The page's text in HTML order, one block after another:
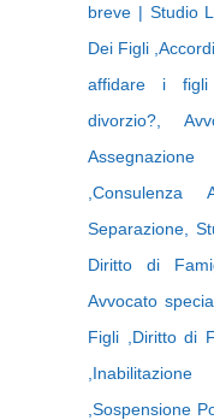
breve | Studio
Dei Figli
affidare i
divorzio?,
,Consulenza
Separazione,
Diritto di
Avvocato
Figli ,Diritto di
,Sospensione